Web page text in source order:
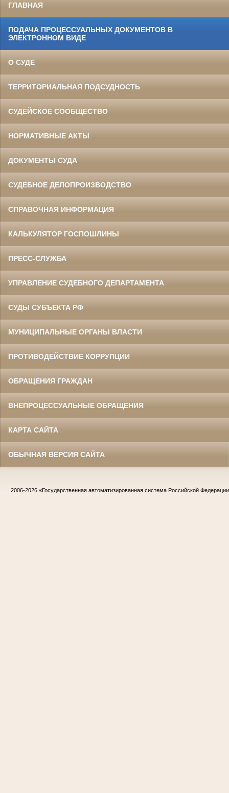
ГЛАВНАЯ
ПОДАЧА ПРОЦЕССУАЛЬНЫХ ДОКУМЕНТОВ В
ЭЛЕКТРОННОМ ВИДЕ
О СУДЕ
ТЕРРИТОРИАЛЬНАЯ ПОДСУДНОСТЬ
СУДЕЙСКОЕ СООБЩЕСТВО
НОРМАТИВНЫЕ АКТЫ
ДОКУМЕНТЫ СУДА
СУДЕБНОЕ ДЕЛОПРОИЗВОДСТВО
СПРАВОЧНАЯ ИНФОРМАЦИЯ
КАЛЬКУЛЯТОР ГОСПОШЛИНЫ
ПРЕСС-СЛУЖБА
УПРАВЛЕНИЕ СУДЕБНОГО ДЕПАРТАМЕНТА
СУДЫ СУБЪЕКТА РФ
МУНИЦИПАЛЬНЫЕ ОРГАНЫ ВЛАСТИ
ПРОТИВОДЕЙСТВИЕ КОРРУПЦИИ
ОБРАЩЕНИЯ ГРАЖДАН
ВНЕПРОЦЕССУАЛЬНЫЕ ОБРАЩЕНИЯ
КАРТА САЙТА
ОБЫЧНАЯ ВЕРСИЯ САЙТА
2006-2026 «Государственная автоматизированная система Российской